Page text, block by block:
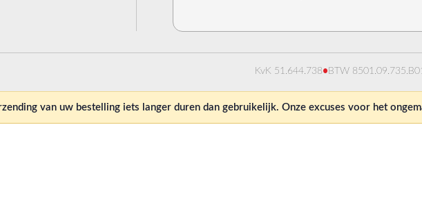
KvK 51.644.738• BTW
van uw bestelling iets langer duren dan gebruikelijk. Onze excuses voor het